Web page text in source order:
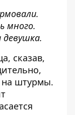
много.
девушка.
сказав,
на штурмы.